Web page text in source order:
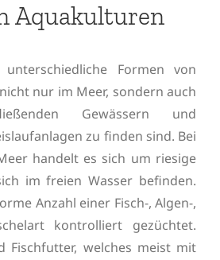
Aquakulturen
Formen von
nur im Meer, sondern auch
Gewässern und
zu finden sind. Bei
handelt es sich um riesige
im freien Wasser befinden.
Anzahl einer Fisch-, Algen-,
kontrolliert gezüchtet.
Fischfutter, welches meist mit